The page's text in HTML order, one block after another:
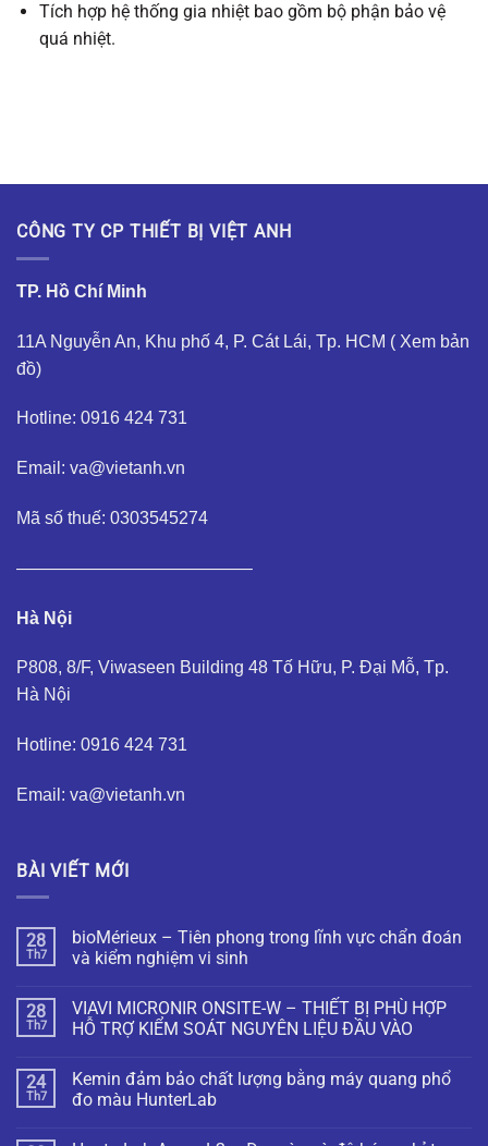
Tích hợp hệ thống gia nhiệt bao gồm bộ phận bảo vệ
quá nhiệt.
CÔNG TY CP THIẾT BỊ VIỆT ANH
TP. Hồ Chí Minh
11A Nguyễn An, Khu phố 4, P. Cát Lái, Tp. HCM ( Xem bản
đồ)
Hotline: 0916 424 731
Email: va@vietanh.vn
Mã số thuế: 0303545274
—————————————–
Hà Nội
P808, 8/F, Viwaseen Building 48 Tố Hữu, P. Đại Mỗ, Tp.
Hà Nội
Hotline: 0916 424 731
Email: va@vietanh.vn
BÀI VIẾT MỚI
28
Th7
bioMérieux – Tiên phong trong lĩnh vực chẩn đoán
và kiểm nghiệm vi sinh
28
Th7
VIAVI MICRONIR ONSITE-W – THIẾT BỊ PHÙ HỢP
HỖ TRỢ KIỂM SOÁT NGUYÊN LIỆU ĐẦU VÀO
24
Th7
Kemin đảm bảo chất lượng bằng máy quang phổ
đo màu HunterLab